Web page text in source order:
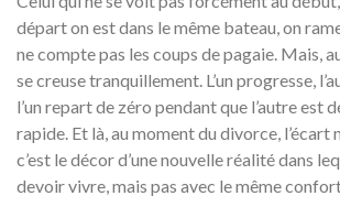
départ on est dans le même bateau, on
ne compte pas les coups de pagaie. Mais,
se creuse tranquillement. L’un progresse,
l’un repart de zéro pendant que l’autre est
rapide. Et là, au moment du divorce, l’écart
c’est le décor d’une nouvelle réalité dans
devoir vivre, mais pas avec le même